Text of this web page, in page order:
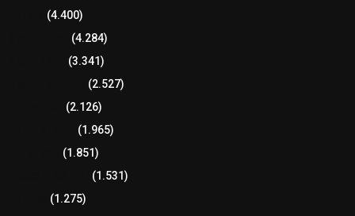
(4.400)
(4.284)
(3.341)
(2.527)
(2.126)
(1.965)
(1.851)
(1.531)
(1.275)